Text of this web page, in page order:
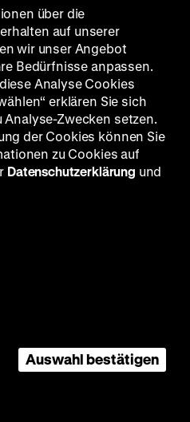
2015
über die
auf unserer
wir unser Angebot
Bedürfnisse anpassen.
Analyse Cookies
erklären Sie sich
Zwecken setzen.
der Cookies können Sie
zu Cookies auf
Datenschutzerklärung und
Auswahl bestätigen